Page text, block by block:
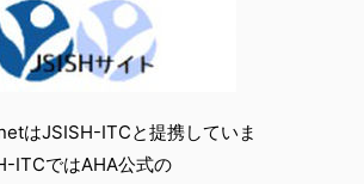
はJSISH-ITCと提携していま
ITCではAHA公式の